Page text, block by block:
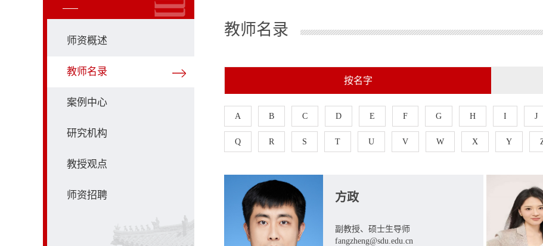
师资概述
教师名录
案例中心
研究机构
教授观点
师资招聘
教师名录
按名字
A B C D E F G H I J
Q R S T U V W X Y
方政
副教授、硕士生导师
fangzheng@sdu.edu.cn